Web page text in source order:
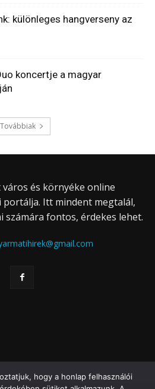
különleges hangverseny az
koncertje a magyar
Továbbiak
város és környéke online
Itt mindent megtalál,
számára fontos, érdekes lehet.
hogy a honlap felhasználói